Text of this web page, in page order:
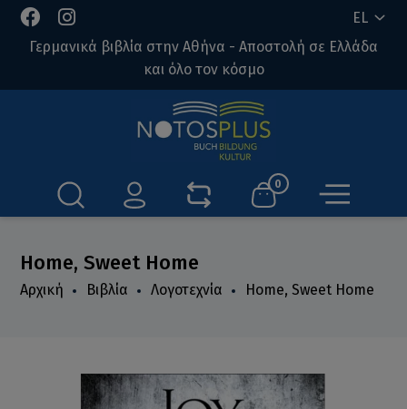
EL
Γερμανικά βιβλία στην Αθήνα - Αποστολή σε Ελλάδα
και όλο τον κόσμο
0
Home, Sweet Home
Αρχική Βιβλία Λογοτεχνία Home, Sweet Home